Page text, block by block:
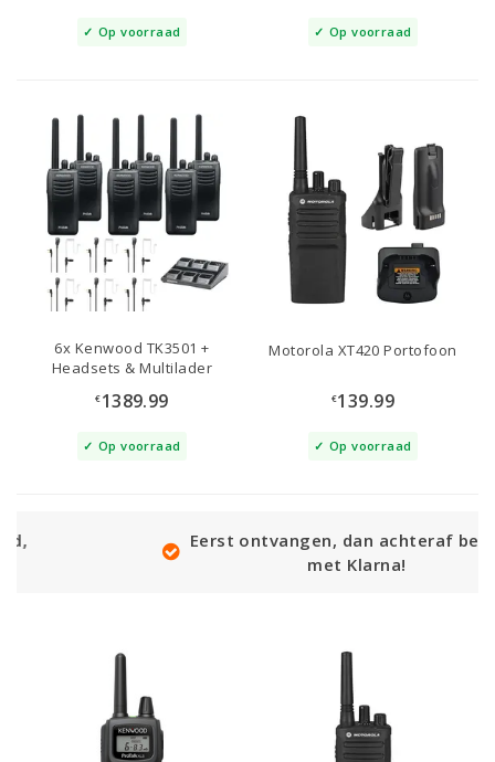
Op voorraad Op voorraad
6x Kenwood TK3501 +
Headsets & Multilader
€1389.99
Op voorraad
Motorola XT420 Portofoon
€139.99
Op voorraad
Eerst ontvangen, dan achteraf betalen
met Klarna!